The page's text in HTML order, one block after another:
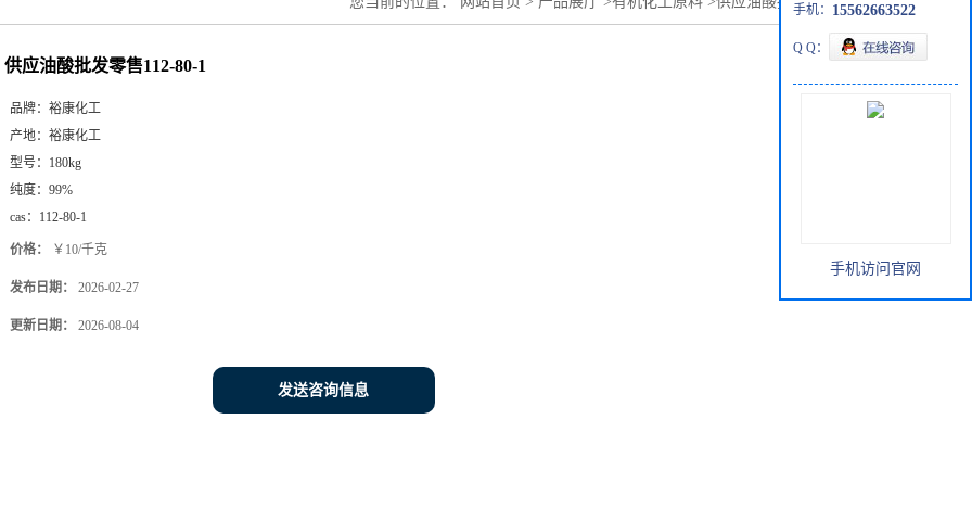
供应油酸批发零售112-80-1
品牌： 裕康化工
产地： 裕康化工
型号： 180kg
纯度： 99%
cas： 112-80-1
价格： ￥10/千克
发布日期： 2026-02-27
更新日期： 2026-08-04
发送咨询信息
手机： 15562663522
Q Q：
手机访问官网